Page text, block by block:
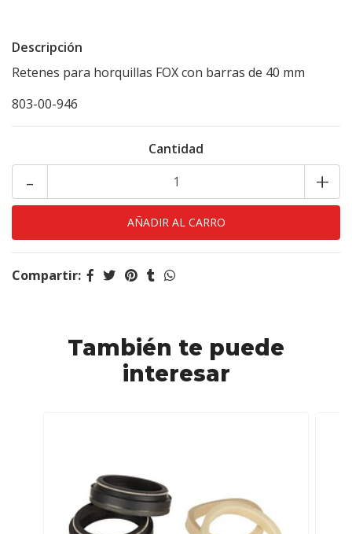
Descripción
Retenes para horquillas FOX con barras de 40 mm
803-00-946
Cantidad
+
-
Compartir:
También te puede
interesar